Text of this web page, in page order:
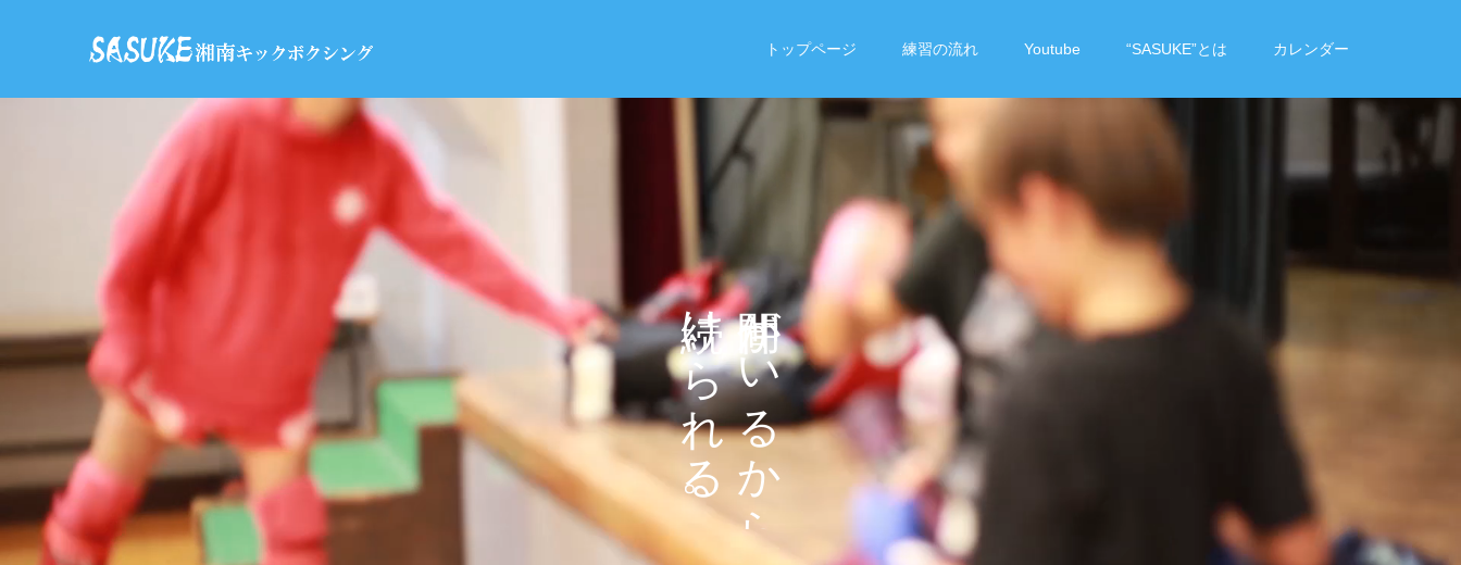
トップページ 練習の流れ Youtube “SASUKE”とは カレンダー
が
い
る
か
ら
け
ら
れ
る
。